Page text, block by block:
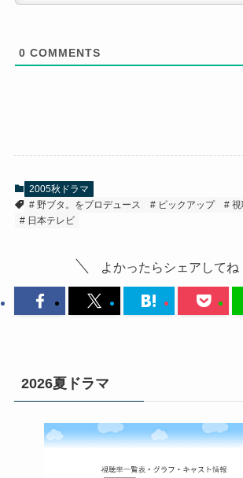
0 COMMENTS
2005秋ドラマ
野ブタ。をプロデュース
ピックアップ 視
日本テレビ
よかったらシェアしてね
2026夏ドラマ